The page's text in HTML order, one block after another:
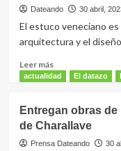
plan
financiero
tu
Dateando 30 abril,
El estuco veneciano
arquitectura y el
Leer másLeer
más
veneciano
la
guía
actualidad El datazo
Entregan obras
de Charallave
Prensa Dateando 30